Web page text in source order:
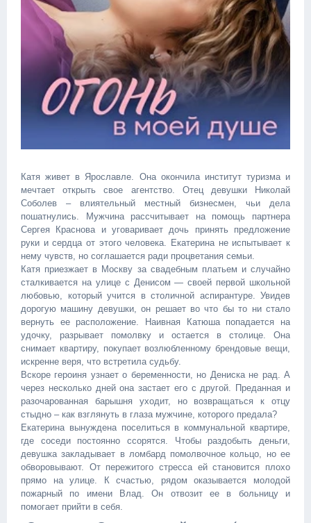
Катя живет в Ярославле. Она окончила институт туризма и
мечтает открыть свое агентство. Отец девушки Николай
Соболев – влиятельный местный бизнесмен, чьи дела
пошатнулись. Мужчина рассчитывает на помощь партнера
Сергея Краснова и уговаривает дочь принять предложение
руки и сердца от этого человека. Екатерина не испытывает к
нему чувств, но соглашается ради процветания семьи.
Катя приезжает в Москву за свадебным платьем и случайно
сталкивается на улице с Денисом — своей первой школьной
любовью, который учится в столичной аспирантуре. Увидев
дорогую машину девушки, он решает во что бы то ни стало
вернуть ее расположение. Наивная Катюша попадается на
удочку, разрывает помолвку и остается в столице. Она
снимает квартиру, покупает возлюбленному брендовые вещи,
искренне веря, что встретила судьбу.
Вскоре героиня узнает о беременности, но Дениска не рад. А
через несколько дней она застает его с другой. Преданная и
разочарованная барышня уходит, но возвращаться к отцу
стыдно – как взглянуть в глаза мужчине, которого предала?
Екатерина вынуждена поселиться в коммунальной квартире,
где соседи постоянно ссорятся. Чтобы раздобыть деньги,
девушка закладывает в ломбард помолвочное кольцо, но ее
обворовывают. От пережитого стресса ей становится плохо
прямо на улице. К счастью, рядом оказывается молодой
пожарный по имени Влад. Он отвозит ее в больницу и
помогает прийти в себя.